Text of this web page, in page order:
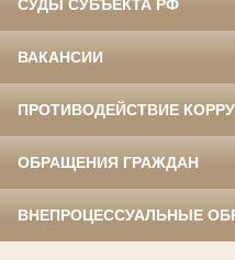
СУДЫ СУБЪЕКТА РФ
ВАКАНСИИ
ПРОТИВОДЕЙСТВИЕ
ОБРАЩЕНИЯ ГРАЖДАН
ВНЕПРОЦЕССУАЛЬНЫЕ